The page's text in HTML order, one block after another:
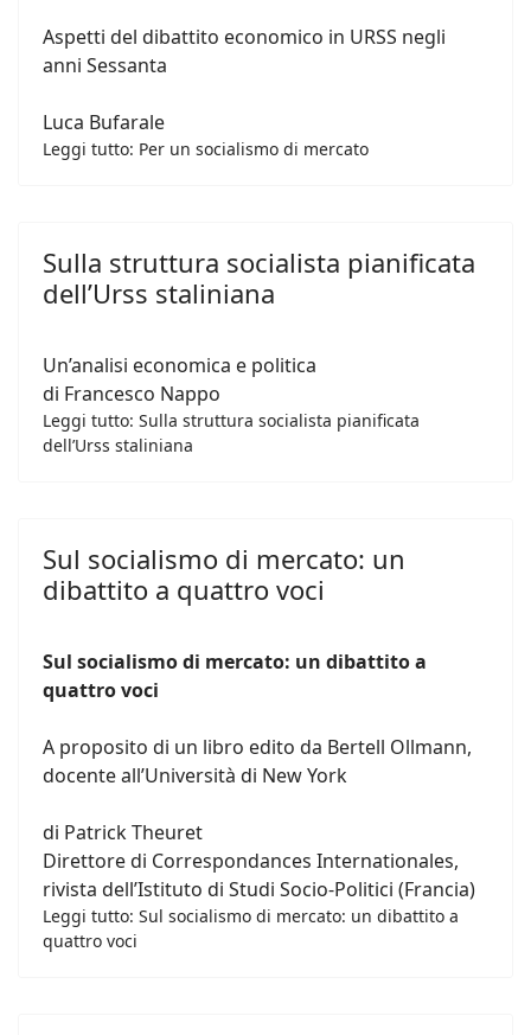
Aspetti del dibattito economico in URSS negli
anni Sessanta
Luca Bufarale
Leggi tutto: Per un socialismo di mercato
Sulla struttura socialista pianificata
dell’Urss staliniana
Un’analisi economica e politica
di Francesco Nappo
Leggi tutto: Sulla struttura socialista pianificata
dell’Urss staliniana
Sul socialismo di mercato: un
dibattito a quattro voci
Sul socialismo di mercato: un dibattito a
quattro voci
A proposito di un libro edito da Bertell Ollmann,
docente all’Università di New York
di Patrick Theuret
Direttore di Correspondances Internationales,
rivista dell’Istituto di Studi Socio-Politici (Francia)
Leggi tutto: Sul socialismo di mercato: un dibattito a
quattro voci